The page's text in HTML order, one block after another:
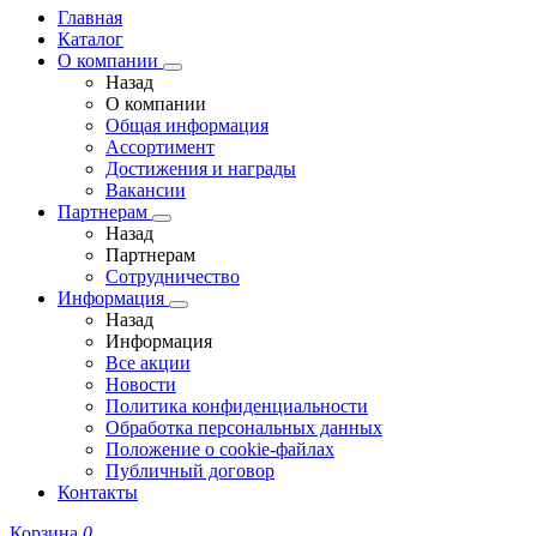
Главная
Каталог
О компании
Назад
О компании
Общая информация
Ассортимент
Достижения и награды
Вакансии
Партнерам
Назад
Партнерам
Сотрудничество
Информация
Назад
Информация
Все акции
Новости
Политика конфиденциальности
Обработка персональных данных
Положение о cookie-файлах
Публичный договор
Контакты